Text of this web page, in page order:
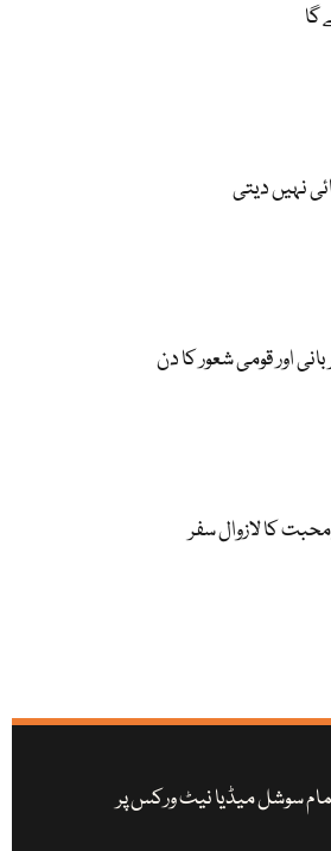
گا
نہیں دیتی
کا لازوال سفر
سوشل میڈیا نیٹ ورکس پر